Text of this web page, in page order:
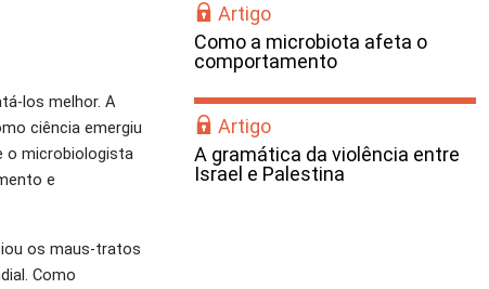
los melhor. A
ciência emergiu
o microbiologista
e
os maus-tratos
Como
Artigo
Como a microbiota afeta o
comportamento
Artigo
A gramática da violência entre
Israel e Palestina